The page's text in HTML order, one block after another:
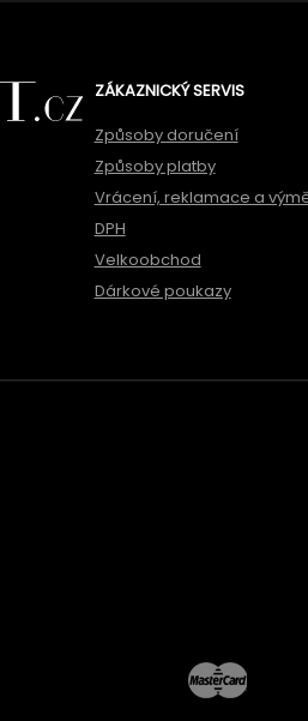
ZÁKAZNICKÝ SERVIS
Způsoby doručení
Způsoby platby
Vrácení, reklamace a
DPH
Velkoobchod
Dárkové poukazy